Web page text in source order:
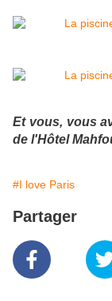
Et vous, vous
de l'Hôtel
#I love Paris
Partager